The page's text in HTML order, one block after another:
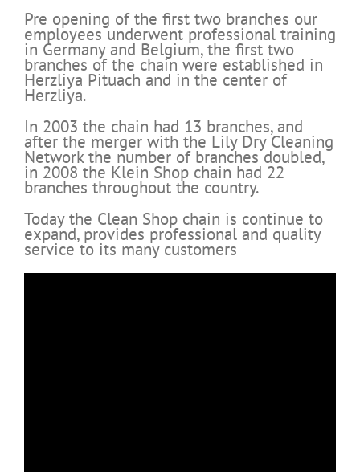
Pre opening of the first two branches our
employees underwent professional training
in Germany and Belgium, the first two
branches of the chain were established in
Herzliya Pituach and in the center of
Herzliya.
In 2003 the chain had 13 branches, and
after the merger with the Lily Dry Cleaning
Network the number of branches doubled,
in 2008 the Klein Shop chain had 22
branches throughout the country.
Today the Clean Shop chain is continue to
expand, provides professional and quality
service to its many customers